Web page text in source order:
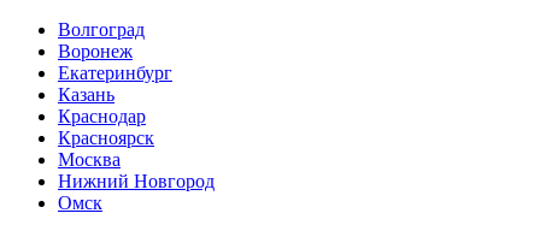
Волгоград
Воронеж
Екатеринбург
Казань
Краснодар
Красноярск
Москва
Нижний Новгород
Омск